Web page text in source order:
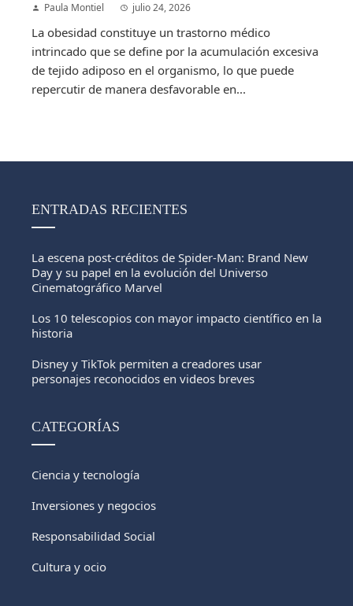
Paula Montiel julio 24, 2026
La obesidad constituye un trastorno médico
intrincado que se define por la acumulación excesiva
de tejido adiposo en el organismo, lo que puede
repercutir de manera desfavorable en...
ENTRADAS RECIENTES
La escena post-créditos de Spider-Man: Brand New
Day y su papel en la evolución del Universo
Cinematográfico Marvel
Los 10 telescopios con mayor impacto científico en la
historia
Disney y TikTok permiten a creadores usar
personajes reconocidos en videos breves
CATEGORÍAS
Ciencia y tecnología
Inversiones y negocios
Responsabilidad Social
Cultura y ocio